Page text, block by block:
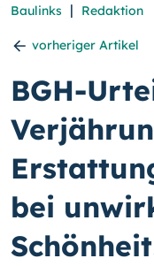
Baulinks | Redaktion
vorheriger Artikel
BGH-
bei